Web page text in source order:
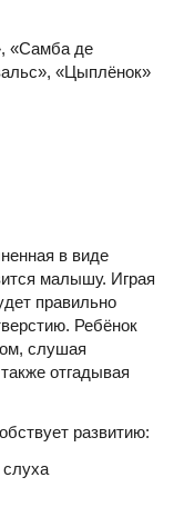
«Самба де
«Цыплёнок»
в виде
малышу. Играя
правильно
Ребёнок
слушая
отгадывая
развитию:
слуха